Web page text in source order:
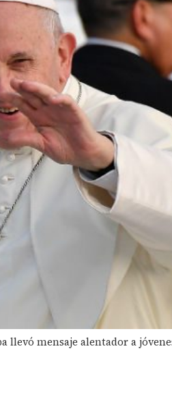
llevó mensaje alentador a